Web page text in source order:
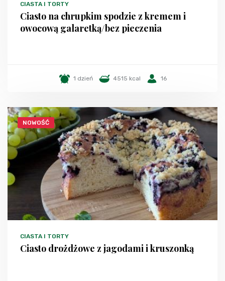
CIASTA I TORTY
Ciasto na chrupkim spodzie z kremem i
owocową galaretką/bez pieczenia
1 dzień 4515 kcal 16
NOWOŚĆ
CIASTA I TORTY
Ciasto drożdżowe z jagodami i kruszonką